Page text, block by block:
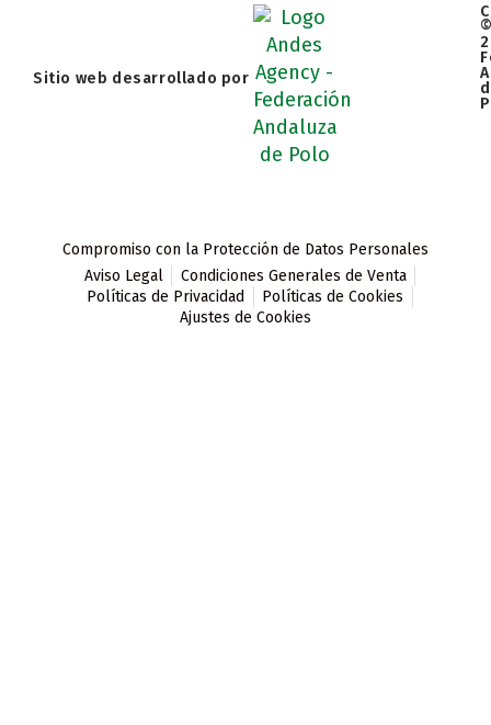
Sitio web desarrollado por
Compromiso con la Protección de Datos Personales
Aviso Legal
Condiciones Generales de Venta
Políticas de Privacidad
Políticas de Cookies
Ajustes de Cookies